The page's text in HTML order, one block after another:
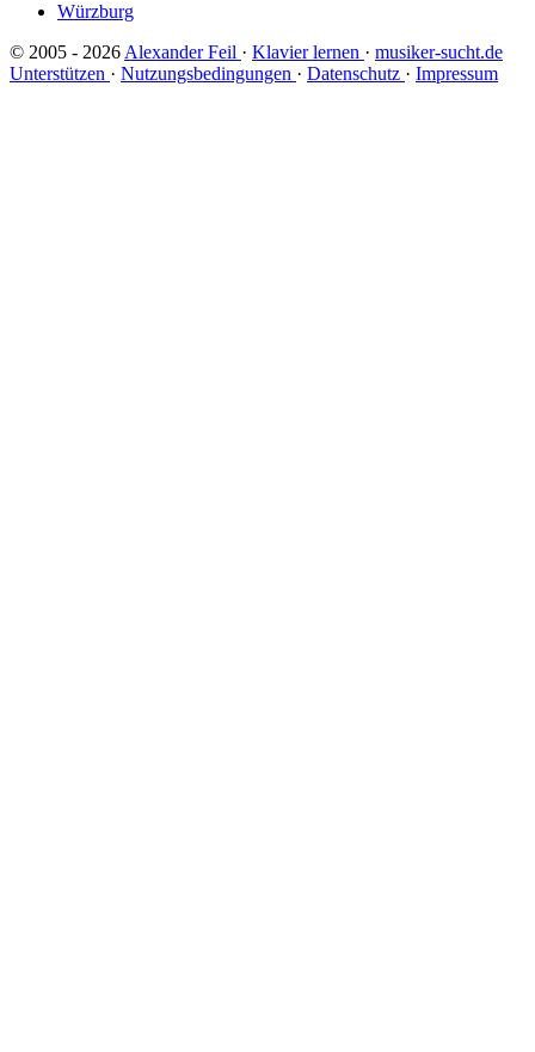
Würzburg
© 2005 - 2026Alexander Feil · Klavier lernen · musiker-sucht.de
Unterstützen · Nutzungsbedingungen · Datenschutz · Impressum